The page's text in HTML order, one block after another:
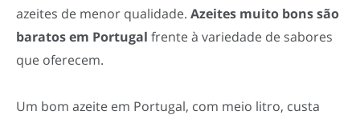
azeites de menor qualidade. Azeites muito bons são
baratos em Portugal frente à variedade de sabores
que oferecem.
Um bom azeite em Portugal, com meio litro, custa